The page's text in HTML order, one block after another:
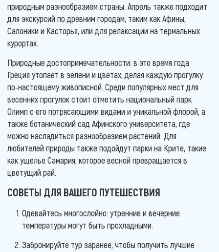
природным разнообразием страны. Апрель также подходит
для экскурсий по древним городам, таким как Афины,
Салоники и Касторья, или для релаксации на термальных
курортах.
Природные достопримечательности: в это время года
Греция утопает в зелени и цветах, делая каждую прогулку
по-настоящему живописной. Среди популярных мест для
весенних прогулок стоит отметить национальный парк
Олимп с его потрясающими видами и уникальной флорой, а
также ботанический сад Афинского университета, где
можно насладиться разнообразием растений. Для
любителей природы также подойдут парки на Крите, такие
как ущелье Самария, которое весной превращается в
цветущий рай.
СОВЕТЫ ДЛЯ ВАШЕГО ПУТЕШЕСТВИЯ
Одевайтесь многослойно: утренние и вечерние
температуры могут быть прохладными.
Забронируйте тур заранее, чтобы получить лучшие